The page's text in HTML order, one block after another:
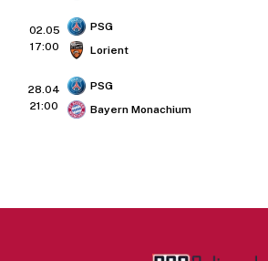
02.05
17:00
PSG
Lorient
28.04
21:00
PSG
Bayern Monachium